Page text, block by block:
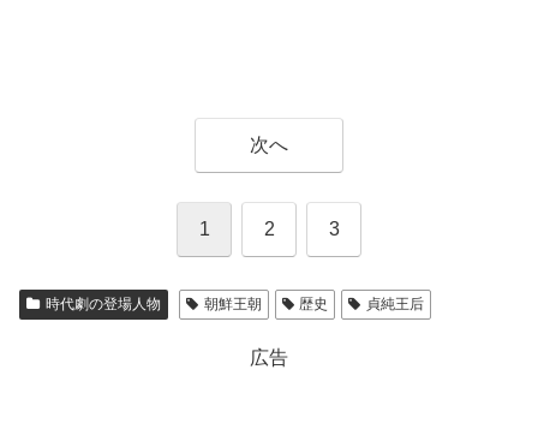
次へ
1 2 3
時代劇の登場人物 朝鮮王朝 歴史 貞純王后
広告